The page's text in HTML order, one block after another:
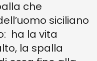
che
siciliano
ha la vita
la spalla